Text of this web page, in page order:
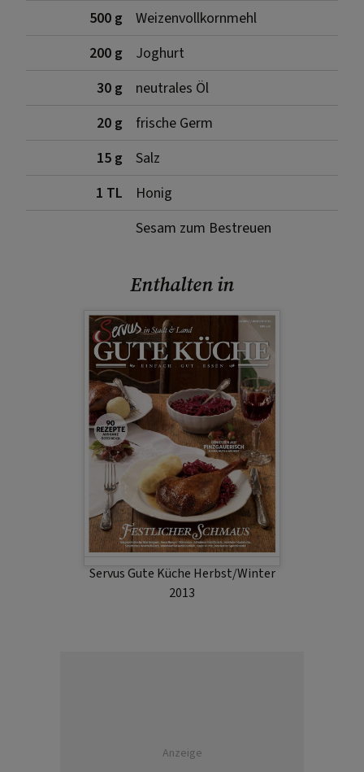
500 g
Weizenvollkornmehl
200 g
Joghurt
30 g
neutrales Öl
20 g
frische Germ
15 g
Salz
1 TL
Honig
Sesam zum Bestreuen
Enthalten in
Servus Gute Küche Herbst/Winter
2013
Anzeige